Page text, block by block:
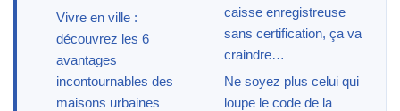
Vivre en ville :
découvrez les 6
avantages
incontournables des
maisons urbaines
caisse enregistreuse
sans certification, ça va
craindre…
Ne soyez plus celui qui
loupe le code de la